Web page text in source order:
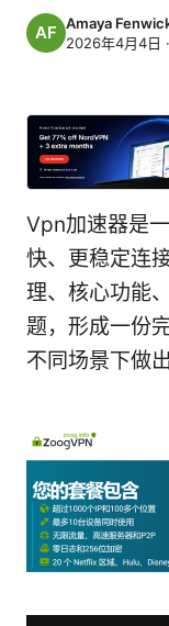
Amaya
2026年4月4日 ·
Vpn加速器是
快、更稳定连
理、核心功能
题，形成一份
不同场景下做